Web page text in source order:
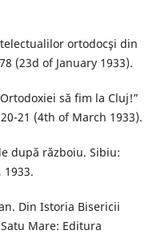
ortodocşi din
(23d of January 1933).
să fim la Cluj!”
21 (4th of March 1933).
după războiu. Sibiu:
Din Istoria Bisericii
Mare: Editura